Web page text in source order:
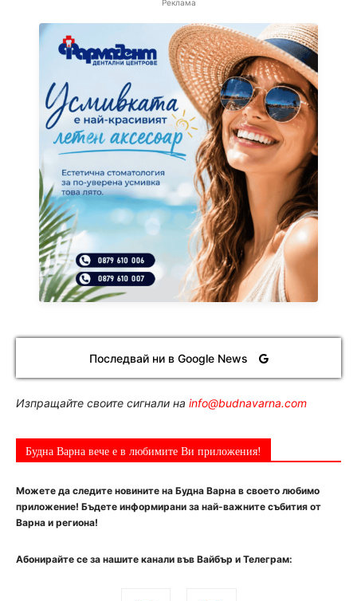
Реклама
Последвай ни в Google News
Изпращайте своите сигнали на info@budnavarna.com
Будна Варна вече е в любимите Ви приложения!
Можете да следите новините на Будна Варна в своето любимо
приложение! Бъдете информирани за най-важните събития от
Варна и региона!
Абонирайте се за нашите канали във Вайбър и Телеграм: